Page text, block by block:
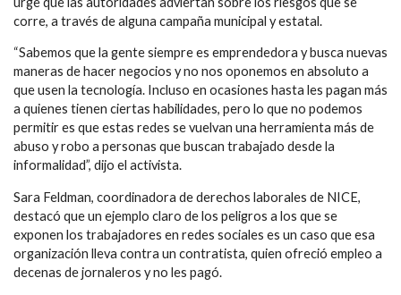
corre, a través de alguna campaña municipal y estatal.
“Sabemos que la gente siempre es emprendedora y busca nuevas
maneras de hacer negocios y no nos oponemos en absoluto a
que usen la tecnología. Incluso en ocasiones hasta les pagan más
a quienes tienen ciertas habilidades, pero lo que no podemos
permitir es que estas redes se vuelvan una herramienta más de
abuso y robo a personas que buscan trabajado desde la
informalidad”, dijo el activista.
Sara Feldman, coordinadora de derechos laborales de NICE,
destacó que un ejemplo claro de los peligros a los que se
exponen los trabajadores en redes sociales es un caso que esa
organización lleva contra un contratista, quien ofreció empleo a
decenas de jornaleros y no les pagó.